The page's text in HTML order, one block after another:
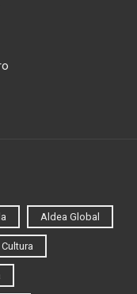
Aldea Global
Cultura